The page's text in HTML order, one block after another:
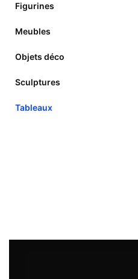
Figurines
Meubles
Objets déco
Sculptures
Tableaux